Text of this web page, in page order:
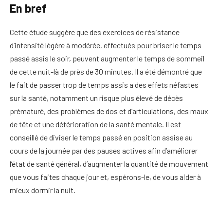
En bref
Cette étude suggère que des exercices de résistance
d’intensité légère à modérée, effectués pour briser le temps
passé assis le soir, peuvent augmenter le temps de sommeil
de cette nuit-là de près de 30 minutes. Il a été démontré que
le fait de passer trop de temps assis a des effets néfastes
sur la santé, notamment un risque plus élevé de décès
prématuré, des problèmes de dos et d’articulations, des maux
de tête et une détérioration de la santé mentale. Il est
conseillé de diviser le temps passé en position assise au
cours de la journée par des pauses actives afin d’améliorer
l’état de santé général, d’augmenter la quantité de mouvement
que vous faites chaque jour et, espérons-le, de vous aider à
mieux dormir la nuit.